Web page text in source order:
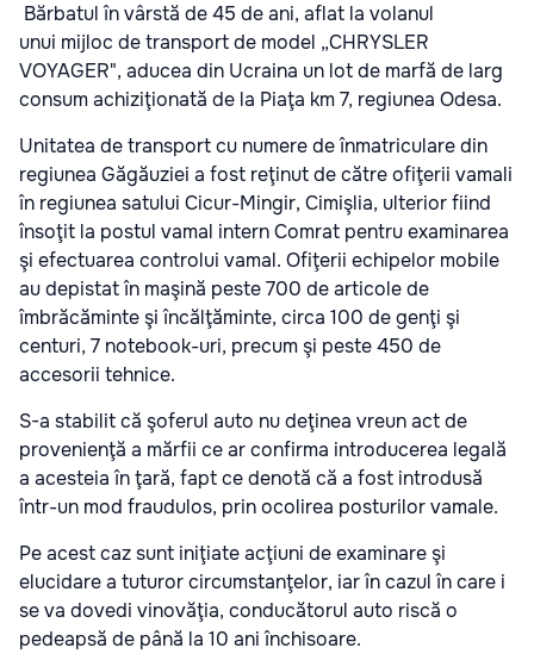
Bărbatul în vârstă de 45 de ani, aflat la volanul
unui mijloc de transport de model „CHRYSLER
VOYAGER", aducea din Ucraina un lot de marfă de larg
consum achiziţionată de la Piaţa km 7, regiunea Odesa.
Unitatea de transport cu numere de înmatriculare din
regiunea Găgăuziei a fost reţinut de către ofiţerii vamali
în regiunea satului Cicur-Mingir, Cimişlia, ulterior fiind
însoţit la postul vamal intern Comrat pentru examinarea
şi efectuarea controlui vamal. Ofiţerii echipelor mobile
au depistat în maşină peste 700 de articole de
îmbrăcăminte şi încălţăminte, circa 100 de genţi şi
centuri, 7 notebook-uri, precum şi peste 450 de
accesorii tehnice.
S-a stabilit că şoferul auto nu deţinea vreun act de
provenienţă a mărfii ce ar confirma introducerea legală
a acesteia în ţară, fapt ce denotă că a fost introdusă
într-un mod fraudulos, prin ocolirea posturilor vamale.
Pe acest caz sunt iniţiate acţiuni de examinare şi
elucidare a tuturor circumstanţelor, iar în cazul în care i
se va dovedi vinovăţia, conducătorul auto riscă o
pedeapsă de până la 10 ani închisoare.